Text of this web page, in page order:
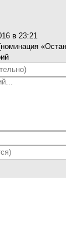
в 23:21